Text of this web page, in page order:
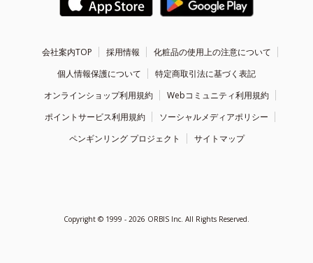
会社案内TOP 採用情報
化粧品の使用上の注意について
個人情報保護について
特定商取引法に基づく表記
オンラインショップ利用規約
Webコミュニティ利用規約
ポイントサービス利用規約
ソーシャルメディアポリシー
ペンギンリング プロジェクト
サイトマップ
Copyright © 1999 - 2026 ORBIS Inc. All Rights Reserved.